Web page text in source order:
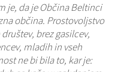
je, da je Občina Beltinci
občina. Prostovoljstvo
brez gasilcev,
mladih in vseh
ne bi bila to, kar je: